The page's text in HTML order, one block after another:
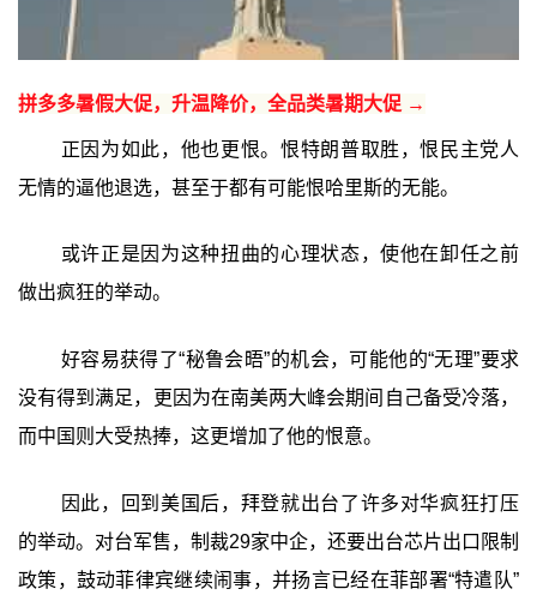
拼多多暑假大促，升温降价，全品类暑期大促 →
正因为如此，他也更恨。恨特朗普取胜，恨民主党人
无情的逼他退选，甚至于都有可能恨哈里斯的无能。
或许正是因为这种扭曲的心理状态，使他在卸任之前
做出疯狂的举动。
好容易获得了“秘鲁会晤”的机会，可能他的“无理”要求
没有得到满足，更因为在南美两大峰会期间自己备受冷落，
而中国则大受热捧，这更增加了他的恨意。
因此，回到美国后，拜登就出台了许多对华疯狂打压
的举动。对台军售，制裁29家中企，还要出台芯片出口限制
政策，鼓动菲律宾继续闹事，并扬言已经在菲部署“特遣队”